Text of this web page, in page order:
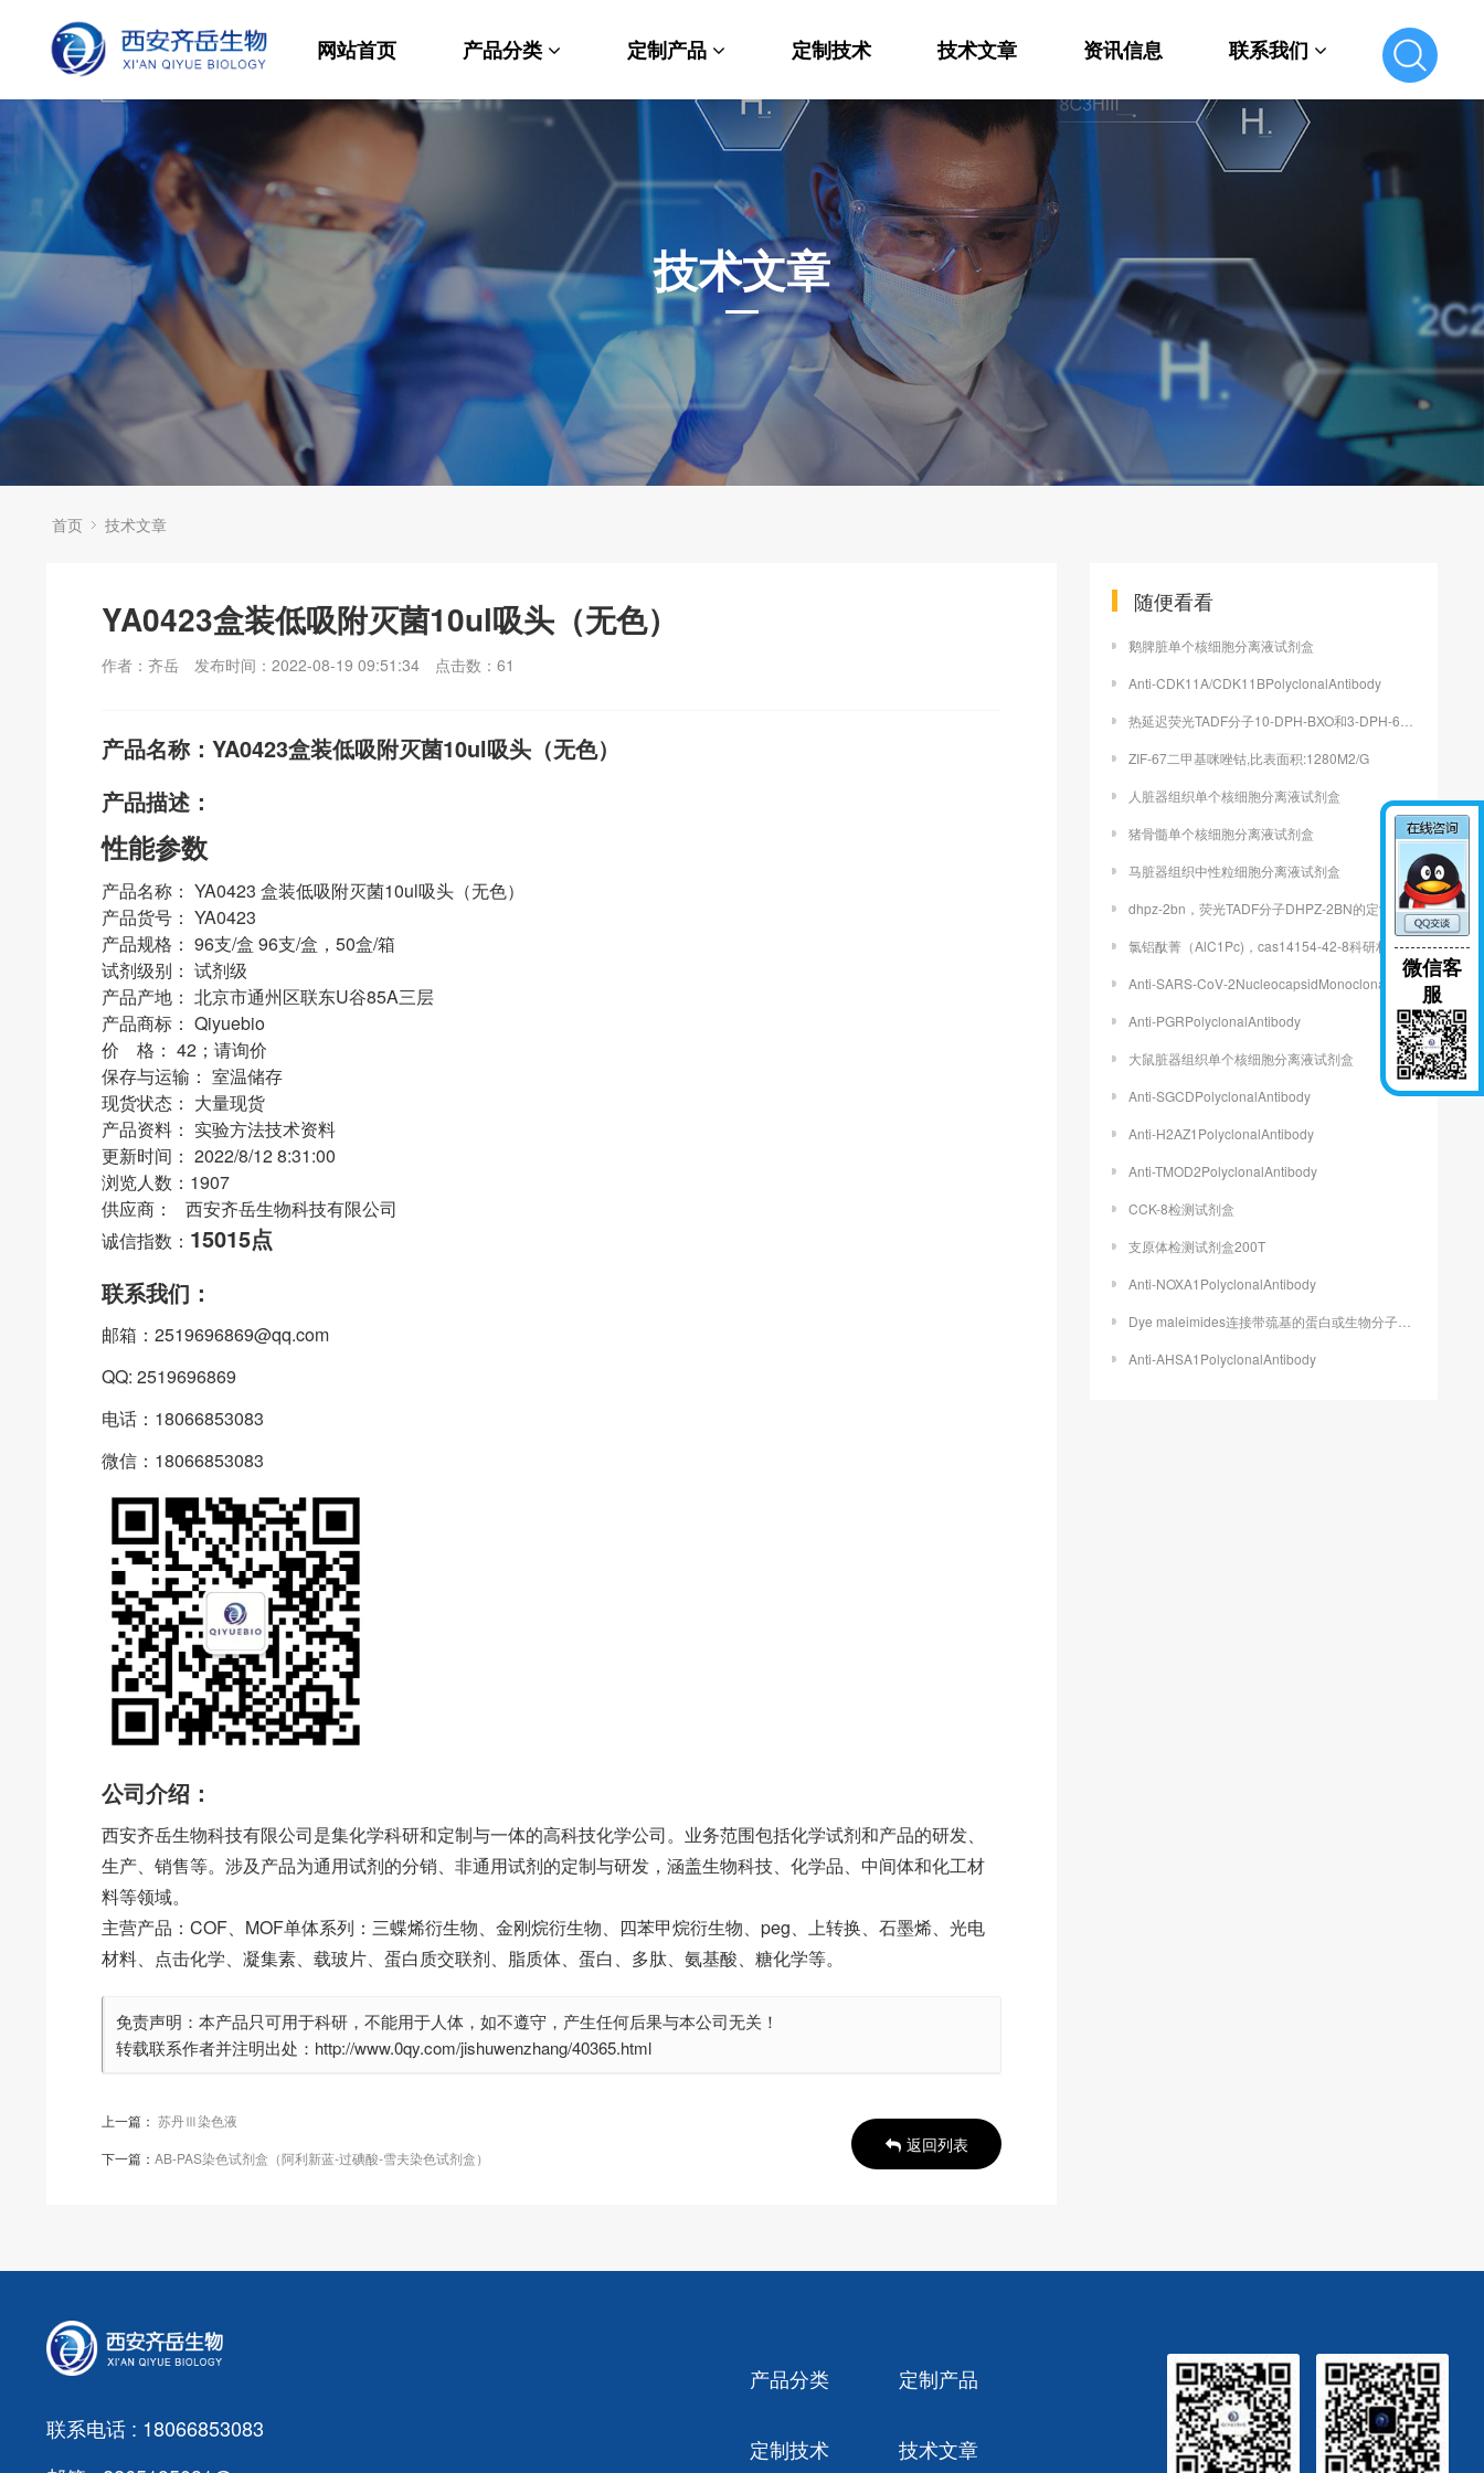
网站首页 产品分类
材料科学
生命科学
发光材料
功能性化学
分析化学
其他产品
定制产品
纳米材料定制
PEG衍生物
荧光标记定制
MOF材料定制
小分子定制
多肽定制
其他材料定制
定制技术 技术文章 资讯信息 联系我们
联系我们
技术文章
首页 技术文章
YA0423盒装低吸附灭菌10ul吸头（无色）
作者：齐岳 发布时间：2022-08-19 09:51:34 点击数： 61
产品名称：YA0423盒装低吸附灭菌10ul吸头（无色）
产品描述：
性能参数
产品名称： YA0423 盒装低吸附灭菌10ul吸头（无色）
产品货号： YA0423
产品规格： 96支/盒 96支/盒，50盒/箱
试剂级别： 试剂级
产品产地： 北京市通州区联东U谷85A三层
产品商标： Qiyuebio
价 格： 42；请询价
保存与运输： 室温储存
现货状态： 大量现货
产品资料： 实验方法技术资料
更新时间： 2022/8/12 8:31:00
浏览人数：1907
供应商： 西安齐岳生物科技有限公司
诚信指数： 15015点
联系我们：
邮箱：2519696869@qq.com
QQ: 2519696869
电话：18066853083
微信：18066853083
公司介绍：
西安齐岳生物科技有限公司是集化学科研和定制与一体的高科技化学公司。业务范围包括化学试剂和产品的研发、
生产、销售等。涉及产品为通用试剂的分销、非通用试剂的定制与研发，涵盖生物科技、化学品、中间体和化工材
料等领域。
主营产品：COF、MOF单体系列：三蝶烯衍生物、金刚烷衍生物、四苯甲烷衍生物、peg、上转换、石墨烯、光电
材料、点击化学、凝集素、载玻片、蛋白质交联剂、脂质体、蛋白、多肽、氨基酸、糖化学等。
免责声明：本产品只可用于科研，不能用于人体，如不遵守，产生任何后果与本公司无关！
转载联系作者并注明出处：http://www.0qy.com/jishuwenzhang/40365.html
上一篇： 苏丹Ⅲ染色液
下一篇： AB-PAS染色试剂盒（阿利新蓝-过碘酸-雪夫染色试剂盒）
返回列表
随便看看
鹅脾脏单个核细胞分离液试剂盒
Anti-CDK11A/CDK11BPolyclonalAntibody
热延迟荧光TADF分子10-DPH-BXO和3-DPH-6-Br-XO
ZIF-67二甲基咪唑钴,比表面积:1280M2/G
人脏器组织单个核细胞分离液试剂盒
猪骨髓单个核细胞分离液试剂盒
马脏器组织中性粒细胞分离液试剂盒
dhpz-2bn，荧光TADF分子DHPZ-2BN的定制合成
氯铝酞菁（AlC1Pc)，cas14154-42-8科研材料
Anti-SARS-CoV-2NucleocapsidMonoclonalAntibody
Anti-PGRPolyclonalAntibody
大鼠脏器组织单个核细胞分离液试剂盒
Anti-SGCDPolyclonalAntibody
Anti-H2AZ1PolyclonalAntibody
Anti-TMOD2PolyclonalAntibody
CCK-8检测试剂盒
支原体检测试剂盒200T
Anti-NOXA1PolyclonalAntibody
Dye maleimides连接带巯基的蛋白或生物分子的实验操作
Anti-AHSA1PolyclonalAntibody
微信客
服
联系电话 : 18066853083
产品分类 定制产品
定制技术 技术文章